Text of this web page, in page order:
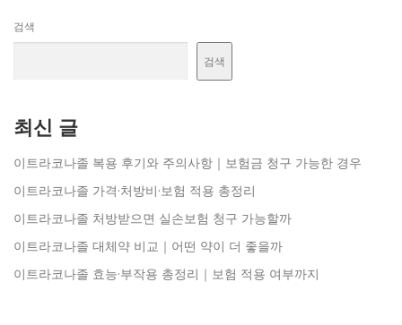
검색
검색
최신 글
이트라코나졸 복용 후기와 주의사항｜보험금 청구 가능한 경우
이트라코나졸 가격·처방비·보험 적용 총정리
이트라코나졸 처방받으면 실손보험 청구 가능할까
이트라코나졸 대체약 비교｜어떤 약이 더 좋을까
이트라코나졸 효능·부작용 총정리｜보험 적용 여부까지